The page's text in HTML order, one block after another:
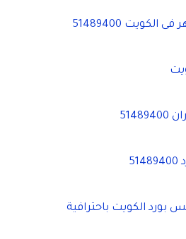
51489400
الكويت باحترافية